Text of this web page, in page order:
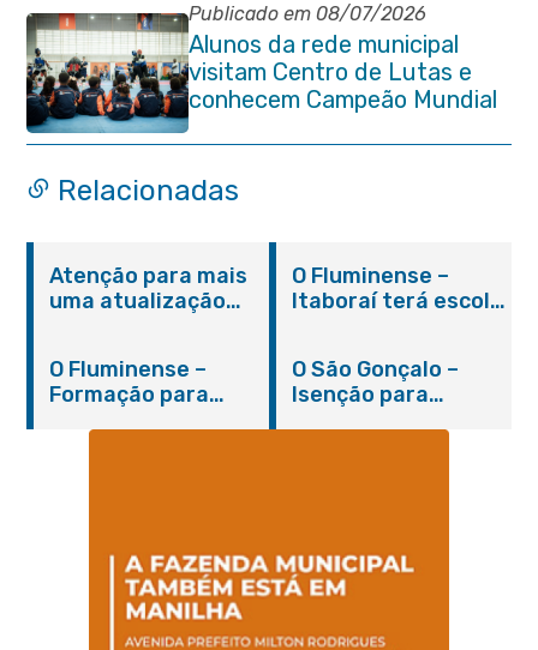
Publicado em 08/07/2026
Alunos da rede municipal
visitam Centro de Lutas e
conhecem Campeão Mundial
de Taekwondo
Relacionadas
Atenção para mais
uma atualização
em Itaboraí (24/05)
O Fluminense –
Itaboraí terá escola
março
O Fluminense –
Formação para
O São Gonçalo –
Isenção para